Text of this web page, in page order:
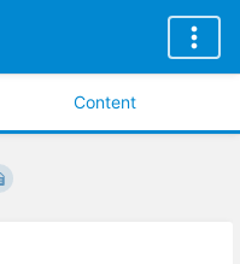
Content